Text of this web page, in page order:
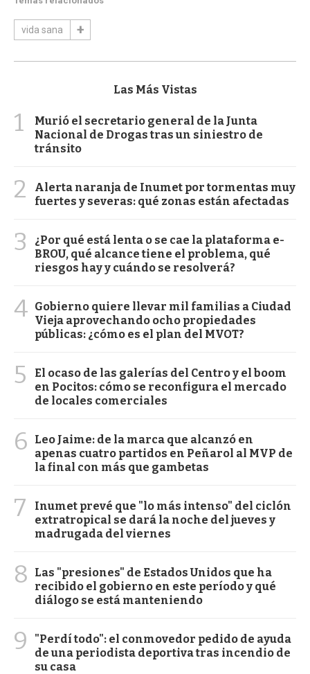
vida sana
Las Más Vistas
1
Murió el secretario general de la Junta
Nacional de Drogas tras un siniestro de
tránsito
2
Alerta naranja de Inumet por tormentas muy
fuertes y severas: qué zonas están afectadas
3
¿Por qué está lenta o se cae la plataforma e-
BROU, qué alcance tiene el problema, qué
riesgos hay y cuándo se resolverá?
4 Gobierno quiere llevar mil familias a Ciudad
Vieja aprovechando ocho propiedades
públicas: ¿cómo es el plan del MVOT?
5
El ocaso de las galerías del Centro y el boom
en Pocitos: cómo se reconfigura el mercado
de locales comerciales
6
Leo Jaime: de la marca que alcanzó en
apenas cuatro partidos en Peñarol al MVP de
la final con más que gambetas
7
Inumet prevé que "lo más intenso" del ciclón
extratropical se dará la noche del jueves y
madrugada del viernes
8
Las "presiones" de Estados Unidos que ha
recibido el gobierno en este período y qué
diálogo se está manteniendo
9
"Perdí todo": el conmovedor pedido de ayuda
de una periodista deportiva tras incendio de
su casa